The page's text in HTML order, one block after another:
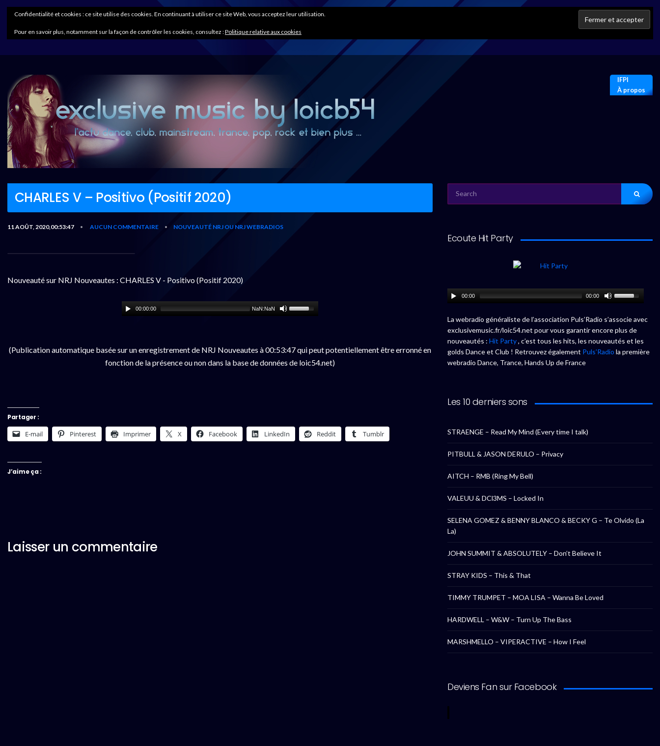
IFPI
À propos
CHARLES V – Positivo (Positif 2020)
11 AOÛT, 2020,00:53:47 • AUCUN COMMENTAIRE • NOUVEAUTÉ NRJ OU NRJ WEBRADIOS
Nouveauté sur NRJ Nouveautes : CHARLES V - Positivo (Positif 2020)
00:00:00 NaN:NaN
(Publication automatique basée sur un enregistrement de NRJ Nouveautes à 00:53:47 qui peut potentiellement être erronné en
fonction de la présence ou non dans la base de données de loic54.net)
Partager :
E-mail Pinterest Imprimer X Facebook LinkedIn Reddit Tumblr
J’aime ça :
Laisser un commentaire
FOR:
Ecoute Hit Party
00:00 00:00
La webradio généraliste de l’association Puls’Radio s’associe avec
exclusivemusic.fr/loic54.net pour vous garantir encore plus de
nouveautés : Hit Party, c’est tous les hits, les nouveautés et les
golds Dance et Club ! Retrouvez également Puls’Radio la première
webradio Dance, Trance, Hands Up de France
Les 10 derniers sons
STRAENGE – Read My Mind (Every time I talk)
PITBULL & JASON DERULO – Privacy
AITCH – RMB (Ring My Bell)
VALEUU & DCl3MS – Locked In
SELENA GOMEZ & BENNY BLANCO & BECKY G – Te Olvido (La
La)
JOHN SUMMIT & ABSOLUTELY – Don’t Believe It
STRAY KIDS – This & That
TIMMY TRUMPET – MOA LISA – Wanna Be Loved
HARDWELL – W&W – Turn Up The Bass
MARSHMELLO – VIPERACTIVE – How I Feel
Deviens Fan sur Facebook
Confidentialité et cookies : ce site utilise des cookies. En continuant à utiliser ce site Web, vous acceptez leur utilisation.
Pour en savoir plus, notamment sur la façon de contrôler les cookies, consultez :Politique relative aux cookies